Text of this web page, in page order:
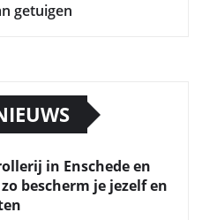
getuigen
in Enschede en
bescherm je jezelf en